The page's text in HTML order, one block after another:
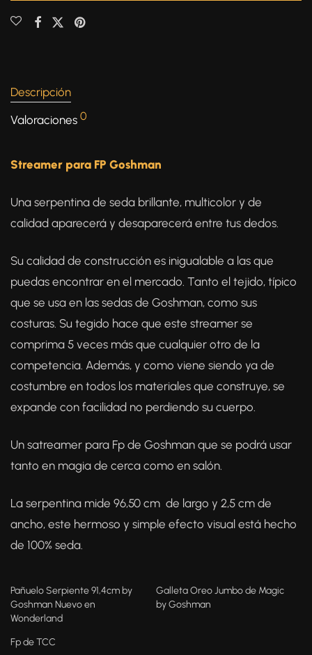
Descripción
Valoraciones 0
Streamer para FP Goshman
Una serpentina de seda brillante, multicolor y de
calidad aparecerá y desaparecerá entre tus dedos.
Su calidad de construcción es inigualable a las que
puedas encontrar en el mercado. Tanto el tejido, típico
que se usa en las sedas de Goshman, como sus
costuras. Su tegido hace que este streamer se
comprima 5 veces más que cualquier otro de la
competencia. Además, y como viene siendo ya de
costumbre en todos los materiales que construye, se
expande con facilidad no perdiendo su cuerpo.
Un satreamer para Fp de Goshman que se podrá usar
tanto en magia de cerca como en salón.
La serpentina mide 96,50 cm de largo y 2,5 cm de
ancho, este hermoso y simple efecto visual está hecho
de 100% seda.
Pañuelo Serpiente 91,4cm by
Goshman Nuevo en
Wonderland
Galleta Oreo Jumbo de Magic
by Goshman
Fp de TCC